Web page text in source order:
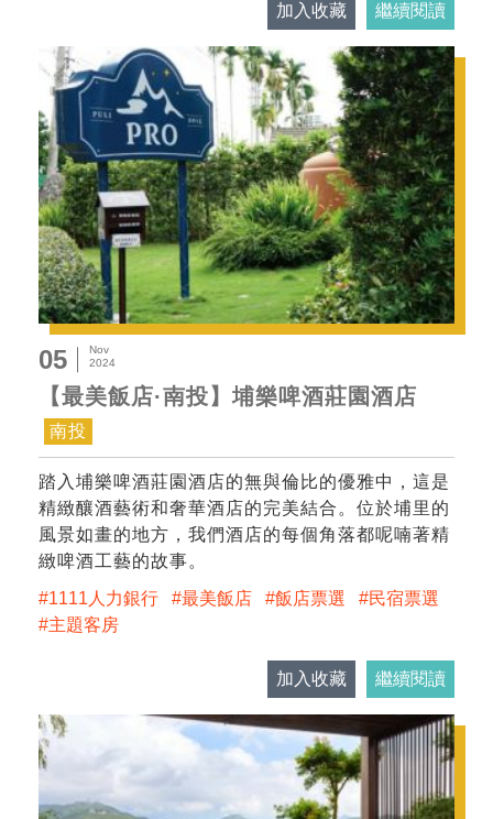
加入收藏 繼續閱讀
05
Nov
2024
【最美飯店·南投】埔樂啤酒莊園酒店
南投
踏入埔樂啤酒莊園酒店的無與倫比的優雅中，這是
精緻釀酒藝術和奢華酒店的完美結合。位於埔里的
風景如畫的地方，我們酒店的每個角落都呢喃著精
緻啤酒工藝的故事。
1111人力銀行
最美飯店 飯店票選
民宿票選
主題客房
加入收藏 繼續閱讀